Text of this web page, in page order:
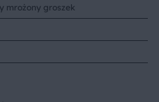
mrożony groszek